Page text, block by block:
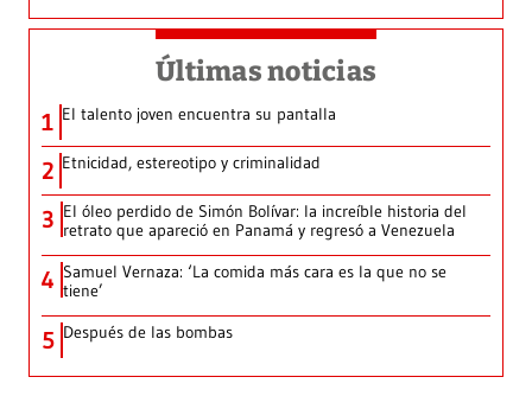
Últimas noticias
1 El talento joven encuentra su pantalla​
2 Etnicidad, estereotipo y criminalidad
3 El óleo perdido de Simón Bolívar: la increíble historia del
retrato que apareció en Panamá y regresó a Venezuela
4 Samuel Vernaza: ‘La comida más cara es la que no se
tiene’
5 Después de las bombas